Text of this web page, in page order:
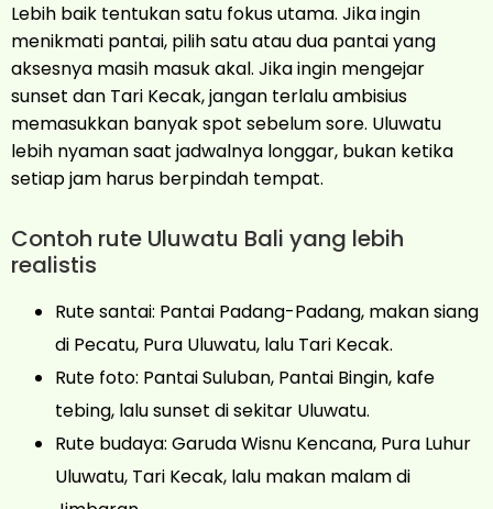
Lebih baik tentukan satu fokus utama. Jika ingin
menikmati pantai, pilih satu atau dua pantai yang
aksesnya masih masuk akal. Jika ingin mengejar
sunset dan Tari Kecak, jangan terlalu ambisius
memasukkan banyak spot sebelum sore. Uluwatu
lebih nyaman saat jadwalnya longgar, bukan ketika
setiap jam harus berpindah tempat.
Contoh rute Uluwatu Bali yang lebih
realistis
Rute santai: Pantai Padang-Padang, makan siang
di Pecatu, Pura Uluwatu, lalu Tari Kecak.
Rute foto: Pantai Suluban, Pantai Bingin, kafe
tebing, lalu sunset di sekitar Uluwatu.
Rute budaya: Garuda Wisnu Kencana, Pura Luhur
Uluwatu, Tari Kecak, lalu makan malam di